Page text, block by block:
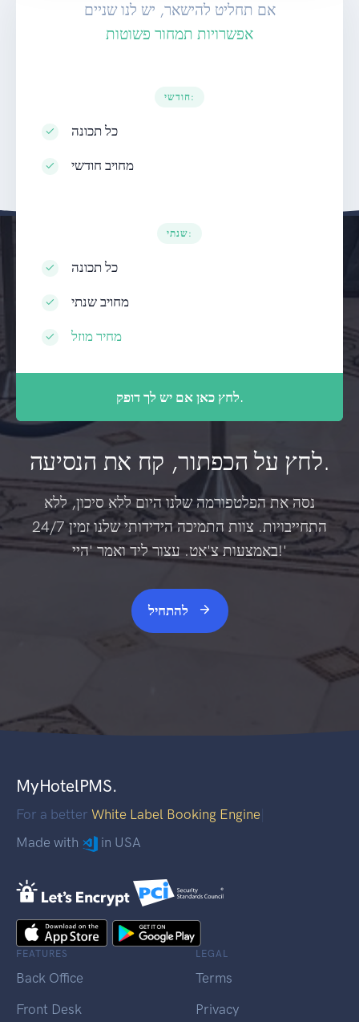
אם תחליט להישאר, יש לנו שניים
אפשרויות תמחור פשוטות
חודשי:
כל תכונה
מחויב חודשי
שנתי:
כל תכונה
מחויב שנתי
מחיר מוזל
לחץ כאן אם יש לך דופק.
לחץ על הכפתור, קח את הנסיעה.
נסה את הפלטפורמה שלנו היום ללא סיכון, ללא
התחייבויות. צוות התמיכה הידידותי שלנו זמין 24/7
באמצעות צ'אט. עצור ליד ואמר 'היי!'
MyHotelPMS.
For a better White Label Booking Engine
Made with
in USA
FEATURES
Back Office
Front Desk
LEGAL
Terms
Privacy